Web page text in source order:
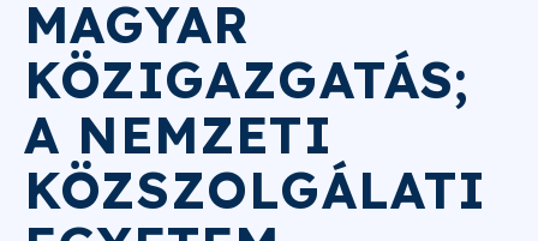
MAGYAR
KÖZIGAZGATÁS;
A NEMZETI
KÖZSZOLGÁLATI